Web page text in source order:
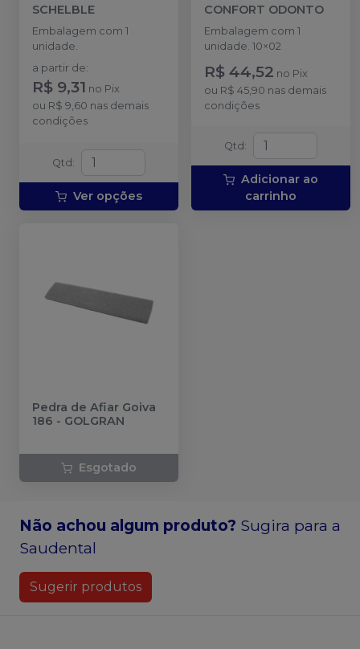
SCHELBLE
Embalagem com 1
unidade.
a partir de:
R$ 9,31 no Pix
ou R$ 9,60 nas demais
condições
Qtd :
Ver opções
CONFORT ODONTO
Embalagem com 1
unidade. 10×02
R$ 44,52 no Pix
ou R$ 45,90 nas demais
condições
Qtd :
Adicionar ao
carrinho
Pedra de Afiar Goiva
186 - GOLGRAN
Esgotado
Não achou algum produto? Sugira para a
Saudental
Sugerir produtos